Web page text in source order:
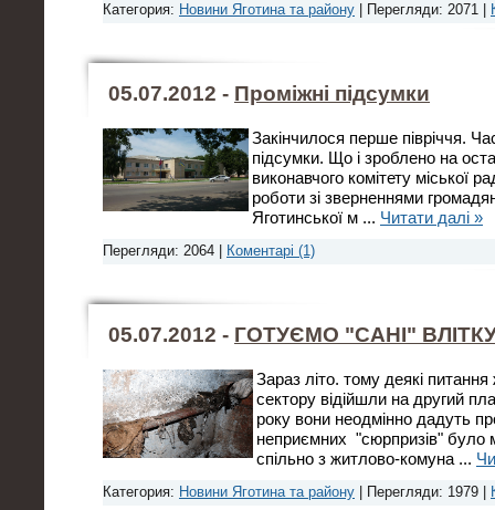
Категория: Новини Яготина та району | Перегляди: 2071 |
05.07.2012 - Проміжні підсумки
Закінчилося перше півріччя.
підсумки. Що і зроблено на
виконавчого комітету міської
роботи зі зверненнями
Яготинської м ... Читати далі »
Перегляди: 2064 | Коментарі (1)
05.07.2012 - ГОТУЄМО "САНІ"
Зараз літо. тому деякі
сектору відійшли на другий
року вони неодмінно дадуть
неприємних "сюрпризів"
спільно з житлово-комуна ...
Категория: Новини Яготина та району | Перегляди: 1979 |